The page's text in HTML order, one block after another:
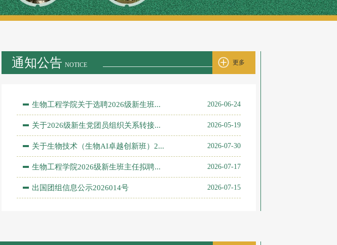
通知公告 NOTICE 更多
生物工程学院关于选聘2026级新生班... 2026-06-24
关于2026级新生党团员组织关系转接... 2026-05-19
关于生物技术（生物AI卓越创新班）2... 2026-07-30
生物工程学院2026级新生班主任拟聘... 2026-07-17
出国团组信息公示2026014号 2026-07-15